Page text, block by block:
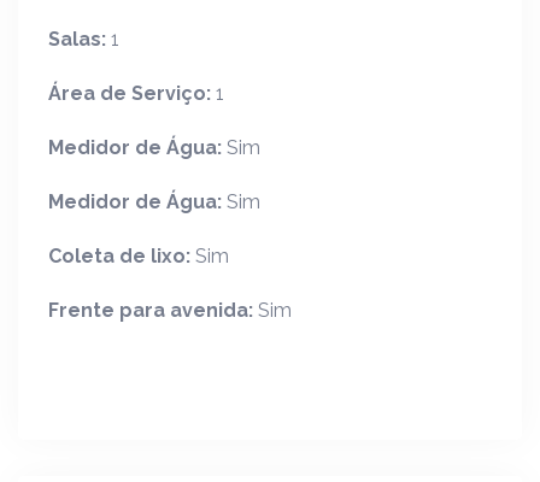
Salas: 1
Área de Serviço: 1
Medidor de Água: Sim
Medidor de Água: Sim
Coleta de lixo: Sim
Frente para avenida: Sim